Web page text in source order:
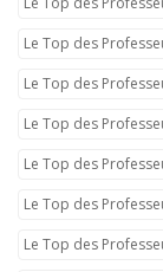
Le Top des
Le Top des
Le Top des
Le Top des
Le Top des
Le Top des